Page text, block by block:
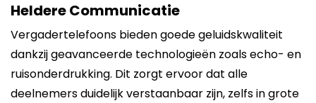
Heldere Communicatie
Vergadertelefoons bieden goede geluidskwaliteit
dankzij geavanceerde technologieën zoals echo- en
ruisonderdrukking. Dit zorgt ervoor dat alle
deelnemers duidelijk verstaanbaar zijn, zelfs in grote